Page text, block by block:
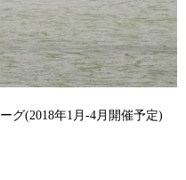
グ(2018年1月-4月開催予定)